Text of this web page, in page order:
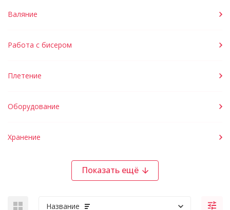
Валяние
Работа с бисером
Плетение
Оборудование
Хранение
Показать ещё
Название